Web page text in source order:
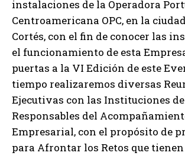
instalaciones de la Operadora
Centroamericana OPC, en la
Cortés, con el fin de conocer las
el funcionamiento de esta
puertas a la VI Edición de este
tiempo realizaremos diversas
Ejecutivas con las Instituciones
Responsables del
Empresarial, con el propósito de
para Afrontar los Retos que